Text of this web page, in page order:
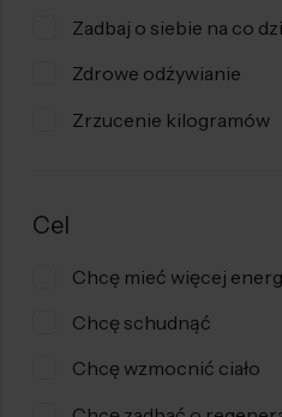
Zadbaj o siebie na co
Zdrowe odżywianie
Zrzucenie kilogramów
Cel
Chcę mieć więcej
Chcę schudnąć
Chcę wzmocnić ciało